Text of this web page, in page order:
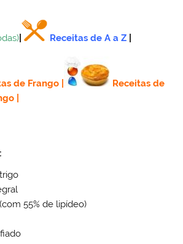
Receitas de A a Z
de Frango
Receitas de
55% de lipídeo)